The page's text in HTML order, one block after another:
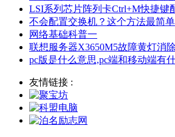
LSI系列芯片阵列卡Ctrl+M快捷键
不会配置交换机？这个方法最简单
网络基础科普一
联想服务器X3650M5故障黄灯消
pc版是什么意思,pc端和移动端有
友情链接 :